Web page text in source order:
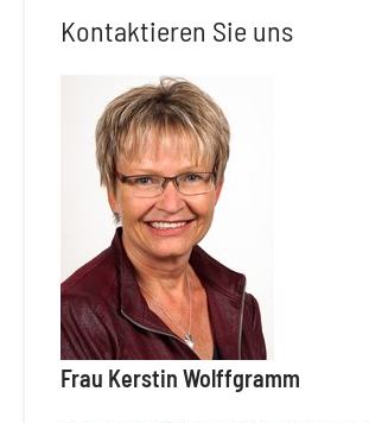
Kontaktieren Sie uns
Frau Kerstin Wolffgramm